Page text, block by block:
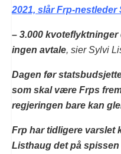
2021, slår Frp-
– 3.000 kvoteflyktninger
ingen avtale, sier Sylvi
Dagen før
som skal være Frps
regjeringen bare kan
Frp har tidligere varslet
Listhaug det på